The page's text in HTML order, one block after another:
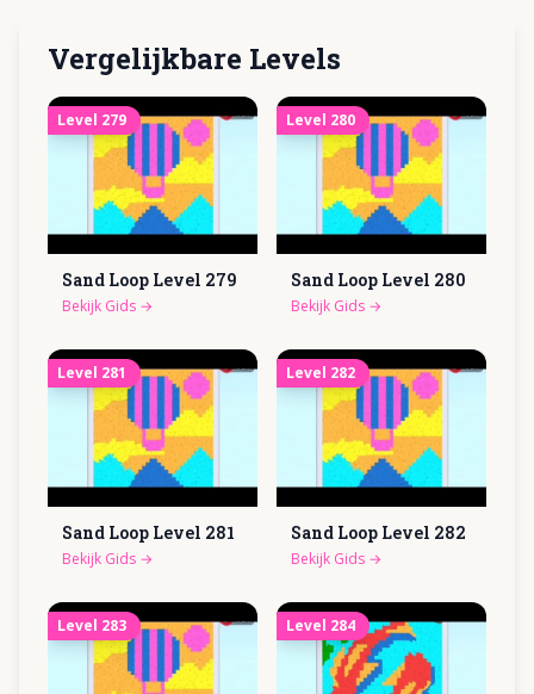
Vergelijkbare Levels
Level 279
Sand Loop Level 279
Bekijk Gids →
Level 280
Sand Loop Level 280
Bekijk Gids →
Level 281
Sand Loop Level 281
Bekijk Gids →
Level 282
Sand Loop Level 282
Bekijk Gids →
Level 283 Level 284